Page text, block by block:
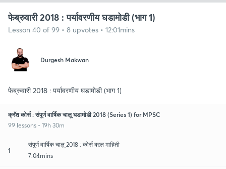
फेब्रुवारी 2018 : पर्यावरणीय घडामोडी (भाग 1)
Lesson 40 of 99 • 8 upvotes • 12:01mins
Durgesh Makwan
फेब्रुवारी 2018 : पर्यावरणीय घडामोडी (भाग 1)
क्रॅश कोर्स : संपूर्ण वार्षिक चालू घडामोडी 2018 (Series 1) for MPSC
99 lessons • 19h 30m
1
संपूर्ण वार्षिक चालू 2018 : कोर्स बद्दल माहिती
7:04mins